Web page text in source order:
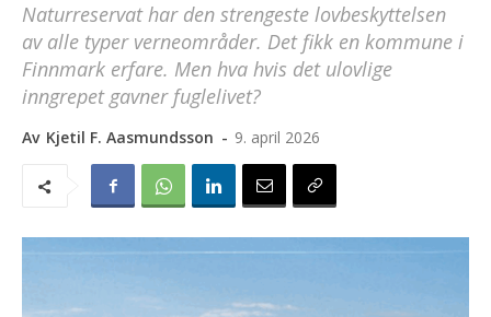
Naturreservat har den strengeste lovbeskyttelsen
av alle typer verneområder. Det fikk en kommune i
Finnmark erfare. Men hva hvis det ulovlige
inngrepet gavner fuglelivet?
Av Kjetil F. Aasmundsson - 9. april 2026